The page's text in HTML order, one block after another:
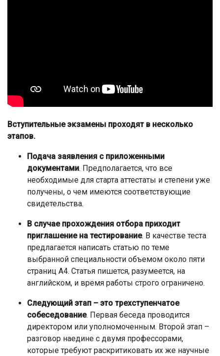
Вступительные экзамены проходят в несколько
этапов.
Подача заявления с приложенными
документами. Предполагается, что все
необходимые для старта аттестаты и степени уже
получены, о чем имеются соответствующие
свидетельства.
В случае прохождения отбора приходит
приглашение на тестирование. В качестве теста
предлагается написать статью по теме
выбранной специальности объемом около пяти
страниц А4. Статья пишется, разумеется, на
английском, и время работы строго ограничено.
Следующий этап – это трехступенчатое
собеседование. Первая беседа проводится
директором или уполномоченным. Второй этап –
разговор наедине с двумя профессорами,
которые требуют раскритиковать их же научные